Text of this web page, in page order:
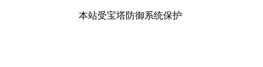
本站受宝塔防御系统保护